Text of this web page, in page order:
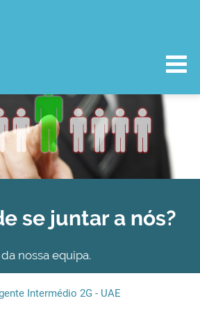
se juntar a nós?
nossa equipa.
Intermédio 2G - UAE